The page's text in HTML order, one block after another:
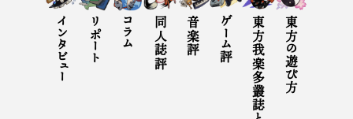
インタビュー リポート コラム 同人誌評 音楽評 ゲーム評 東方我楽多叢誌とは 東方の遊び方